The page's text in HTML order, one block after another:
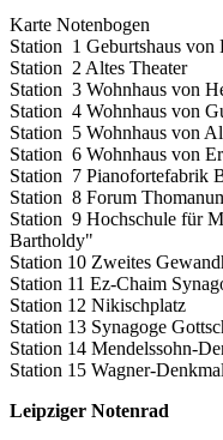
Karte Notenbogen
Station 1 Geburtshaus von
Station 2 Altes Theater
Station 3 Wohnhaus von
Station 4 Wohnhaus von
Station 5 Wohnhaus von
Station 6 Wohnhaus von
Station 7 Pianofortefabrik
Station 8 Forum
Station 9 Hochschule für
Bartholdy"
Station 10 Zweites
Station 11 Ez-Chaim
Station 12 Nikischplatz
Station 13 Synagoge
Station 14 Mendelssohn-
Station 15 Wagner-
Leipziger Notenrad